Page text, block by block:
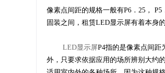
像素点间距的规格一般有P6．25，
固装之间，租赁LED显示屏有着本身
LED显示屏P4指的是像素点间距
外，只要求依据应用的场所辨别大约